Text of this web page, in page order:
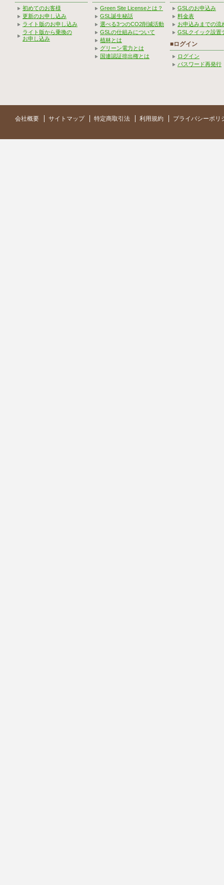
初めてのお客様
更新のお申し込み
ライト版のお申し込み
ライト版から乗換の
お申し込み
Green Site Licenseとは？
GSL誕生秘話
選べる3つのCO2削減活動
GSLの仕組みについて
植林とは
グリーン電力とは
国連認証排出権とは
GSLのお申込み
料金表
お申込みまでの流
GSLクイック設置
■ログイン
ログイン
パスワード再発行
会社概要 サイトマップ 特定商取引法 利用規約 プライバシーポリ